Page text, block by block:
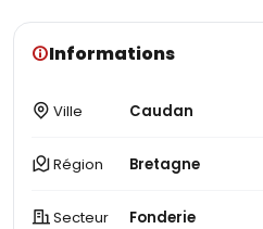
Informations
Ville Caudan
Région Bretagne
Secteur Fonderie